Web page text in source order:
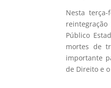
Nesta
Público
mortes de
importante
de Direito e